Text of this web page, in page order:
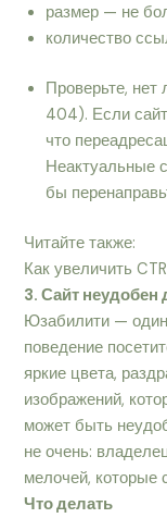
размер — не
количество
Проверьте,
404). Если
что
Неактуальные
бы
Читайте также:
Как увеличить
3. Сайт неудобен
Юзабилити —
поведение
яркие цвета,
изображений,
может быть
не очень:
мелочей, которые
Что делать